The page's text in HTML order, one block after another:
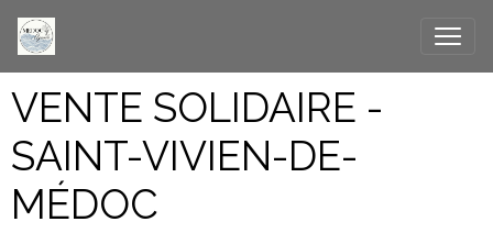
VENTE SOLIDAIRE -
SAINT-VIVIEN-DE-
MÉDOC